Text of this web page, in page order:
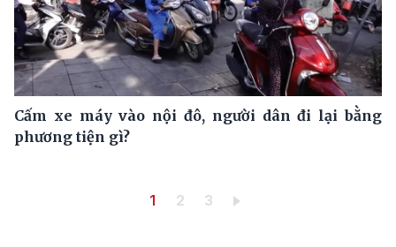
Cấm xe máy vào nội đô, người dân đi lại bằng
phương tiện gì?
Trang hiện thời
1 Trang
2 Trang
3